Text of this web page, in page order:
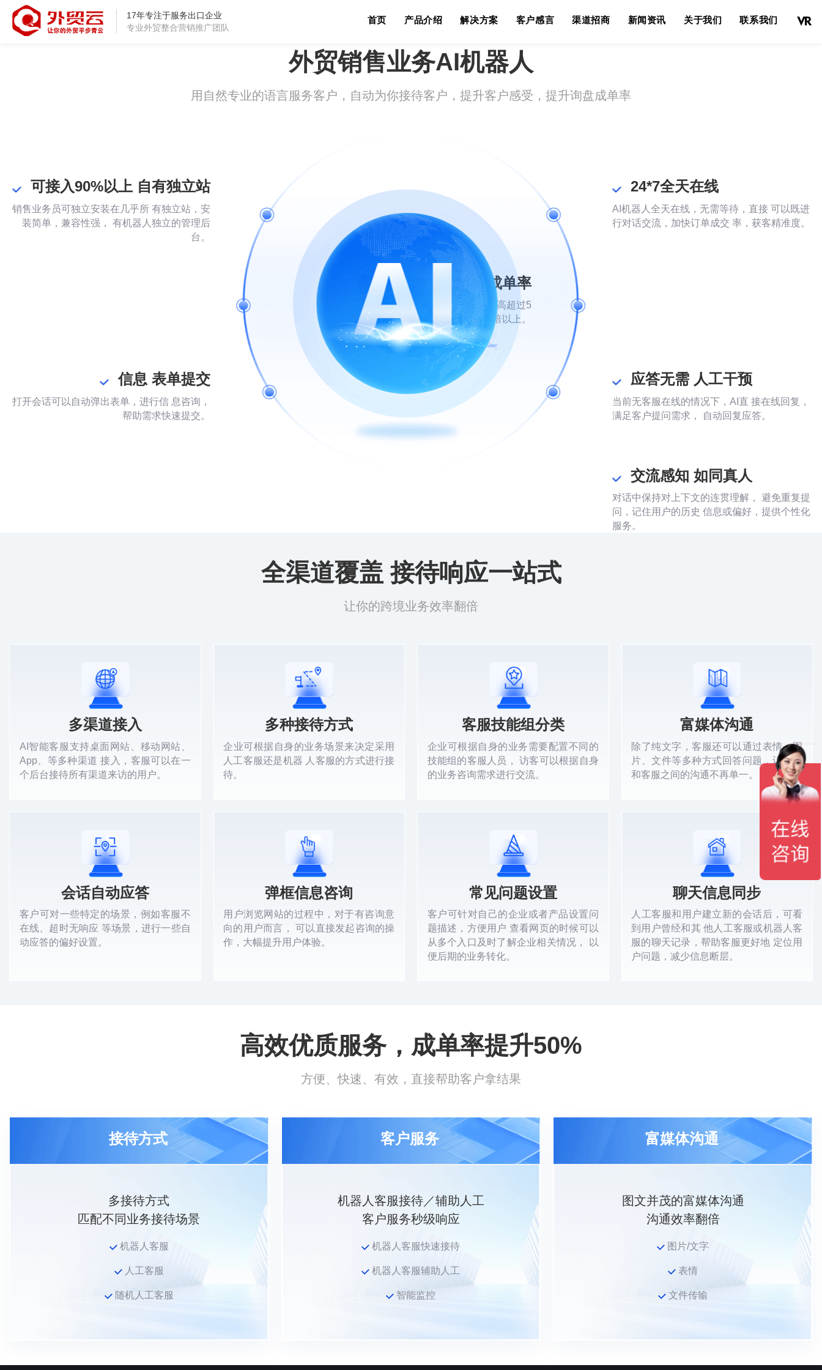
17年专注于服务出口企业
专业外贸整合营销推广团队
首页 产品介绍 解决方案 客户感言 渠道招商 新闻资讯 关于我们 联系我们
AI在线客服聊天
用自然专业的语言服务客户，自动为你接待客户，提升客户感受，外贸销售业务AI机器人
用自然专业的语言服务客户，自动为你接待客户，提升客户感受，提升询盘成单率
可接入90%以上 自有独立站
销售业务员可独立安装在几乎所 有独立站，安
装简单，兼容性强， 有机器人独立的管理后
台。
24*7全天在线
AI机器人全天在线，无需等待，直接 可以既进
行对话交流，加快订单成交 率，获客精准度。
5倍对话率 2倍成单率
安装机器人后，客户对话留资率提 高超过5
倍，成单率提升2倍以上。
应答无需 人工干预
当前无客服在线的情况下，AI直 接在线回复，
满足客户提问需求， 自动回复应答。
信息 表单提交
打开会话可以自动弹出表单，进行信 息咨询，
帮助需求快速提交。
交流感知 如同真人
对话中保持对上下文的连贯理解， 避免重复提
问，记住用户的历史 信息或偏好，提供个性化
服务。
全渠道覆盖 接待响应一站式
让你的跨境业务效率翻倍
多渠道接入
AI智能客服支持桌面网站、移动网站、
App、等多种渠道 接入，客服可以在一
个后台接待所有渠道来访的用户。
多种接待方式
企业可根据自身的业务场景来决定采用
人工客服还是机器 人客服的方式进行接
待。
客服技能组分类
企业可根据自身的业务需要配置不同的
技能组的客服人员， 访客可以根据自身
的业务咨询需求进行交流。
富媒体沟通
除了纯文字，客服还可以通过表情、图
片、文件等多种方式回答问题，让用户
和客服之间的沟通不再单一。
会话自动应答
客户可对一些特定的场景，例如客服不
在线、超时无响应 等场景，进行一些自
动应答的偏好设置。
弹框信息咨询
用户浏览网站的过程中，对于有咨询意
向的用户而言， 可以直接发起咨询的操
作，大幅提升用户体验。
常见问题设置
客户可针对自己的企业或者产品设置问
题描述，方便用户 查看网页的时候可以
从多个入口及时了解企业相关情况， 以
便后期的业务转化。
聊天信息同步
人工客服和用户建立新的会话后，可看
到用户曾经和其 他人工客服或机器人客
服的聊天记录，帮助客服更好地 定位用
户问题，减少信息断层。
高效优质服务，成单率提升50%
方便、快速、有效，直接帮助客户拿结果
接待方式
多接待方式
匹配不同业务接待场景
机器人客服
人工客服
随机人工客服
客户服务
机器人客服接待／辅助人工
客户服务秒级响应
机器人客服快速接待
机器人客服辅助人工
智能监控
富媒体沟通
图文并茂的富媒体沟通
沟通效率翻倍
图片/文字
表情
文件传输